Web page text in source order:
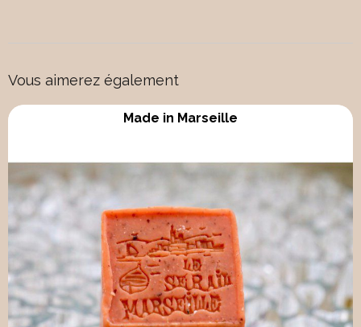
Vous aimerez également
Made in Marseille